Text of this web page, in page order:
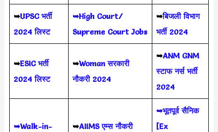
➥UPSC भर्ती
2024 लिस्ट
➥High Court/
Supreme Court Jobs
➥बिजली विभाग
भर्ती 2024
➥ESIC भर्ती
2024 लिस्ट
➥Woman सरकारी
नौकरी 2024
➥ANM GNM
स्टाफ नर्स भर्ती
2024
➥Walk-in-
➥AIIMS एम्स नौकरी
➥भूतपूर्व सैनिक
[Ex